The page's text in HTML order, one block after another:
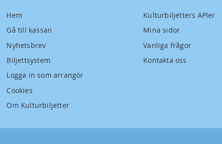
Hem
Gå till kassan
Nyhetsbrev
Biljettsystem
Logga in som arrangör
Cookies
Om Kulturbiljetter
Kulturbiljetters APIer
Mina sidor
Vanliga frågor
Kontakta oss